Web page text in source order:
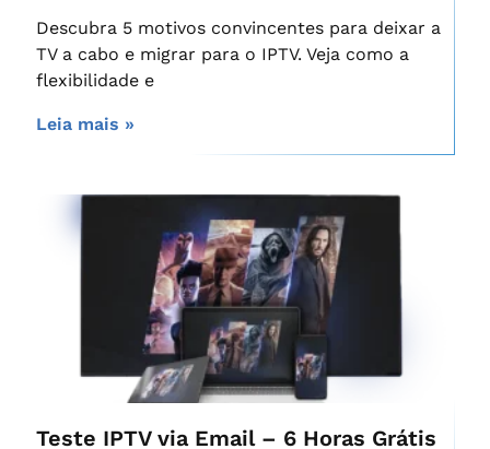
Descubra 5 motivos convincentes para deixar a
TV a cabo e migrar para o IPTV. Veja como a
flexibilidade e
Leia mais »
Teste IPTV via Email – 6 Horas Grátis